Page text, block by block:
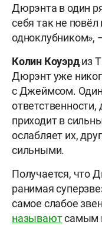
Дюрэнта в один
себя так не
одноклубником»,
Колин Коуэрдиз
Дюрэнт уже
с Джеймсом.
приходит в
ослабляет их,
сильными.
Получается, что
ранимая
самое слабое
называютсамым